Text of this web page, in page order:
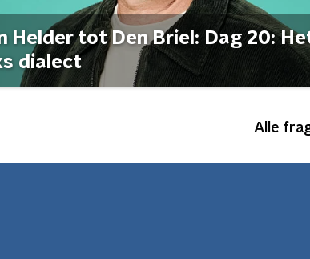
Helder tot Den Briel: Dag 20:
dialect
Alle